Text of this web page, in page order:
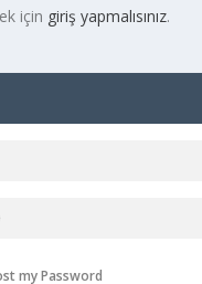
için giriş yapmalısınız.
my Password